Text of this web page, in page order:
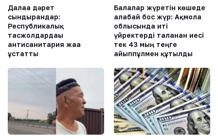
Далаға дәрет
сындырғандар:
Республикалық
тасжолдардағы
антисанитария жаға
ұстатты
Балалар жүретін көшеде
алабай бос жүр: Ақмола
облысында иті
үйректерді таланған иесі
тек 43 мың теңге
айыппұлмен құтылды